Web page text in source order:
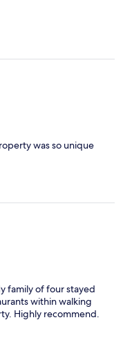
was so unique
family of four stayed
within walking
Highly recommend.